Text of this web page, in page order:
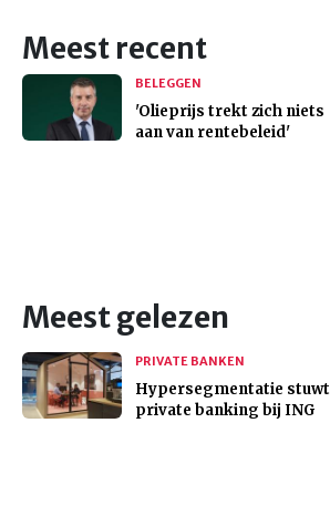
Meest recent
BELEGGEN
'Olieprijs trekt zich niets
aan van rentebeleid'
Meest gelezen
PRIVATE BANKEN
Hypersegmentatie stuwt
private banking bij ING